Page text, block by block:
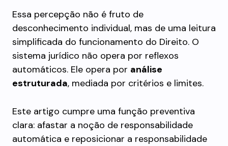
Essa percepção não é fruto de
desconhecimento individual, mas de uma leitura
simplificada do funcionamento do Direito. O
sistema jurídico não opera por reflexos
automáticos. Ele opera por análise
estruturada, mediada por critérios e limites.
Este artigo cumpre uma função preventiva
clara: afastar a noção de responsabilidade
automática e reposicionar a responsabilidade